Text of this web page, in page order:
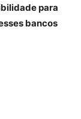
para
bancos